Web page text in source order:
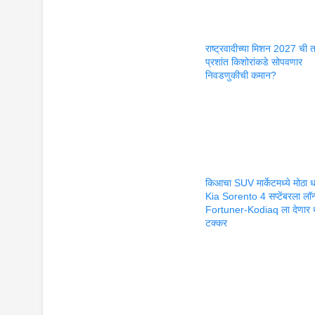
राष्ट्रवादीच्या मिशन 2027 ची
प्रशांत किशोरांकडे सोपवणार
निवडणुकीची कमान?
किआचा SUV मार्केटमध्ये मोठा
Kia Sorento 4 सप्टेंबरला
Fortuner-Kodiaq ला देणार
टक्कर